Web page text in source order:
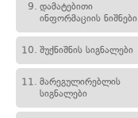
9. დამატებითი
ინფორმაციის ნიშნები
10. შუქნიშნის სიგნალები
11. მარეგულირებლის
სიგნალები